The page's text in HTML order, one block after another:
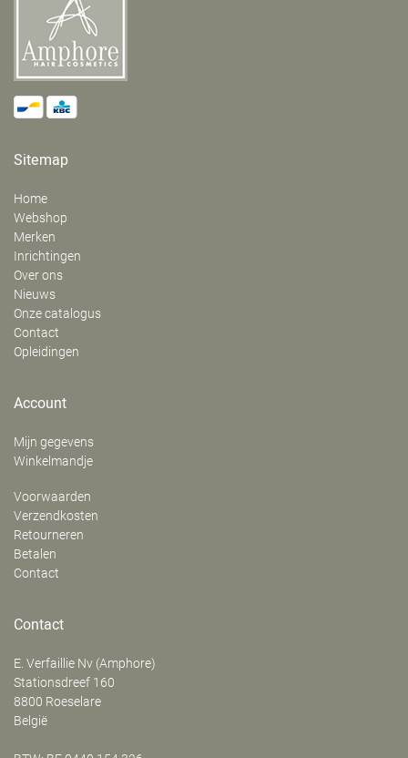
Sitemap
Home
Webshop
Merken
Inrichtingen
Over ons
Nieuws
Onze catalogus
Contact
Opleidingen
Account
Mijn gegevens
Winkelmandje
Voorwaarden
Verzendkosten
Retourneren
Betalen
Contact
Contact
E. Verfaillie Nv (Amphore)
‍Stationsdreef 160
8800 Roeselare
België